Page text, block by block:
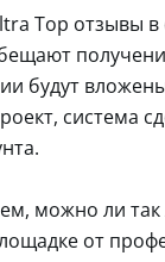
Top отзывы
будут
система
можно ли
от